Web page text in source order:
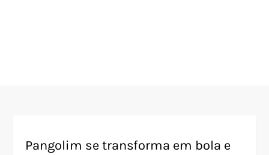
Pangolim se transforma em bola e